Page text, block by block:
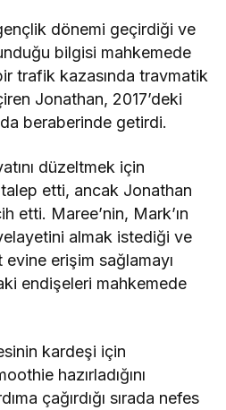
dönemi geçirdiği ve
bilgisi mahkemede
trafik kazasında travmatik
Jonathan, 2017’deki
beraberinde getirdi.
düzeltmek için
etti, ancak Jonathan
etti. Maree’nin, Mark’ın
almak istediği ve
erişim sağlamayı
endişeleri mahkemede
kardeşi için
hazırladığını
çağırdığı sırada nefes